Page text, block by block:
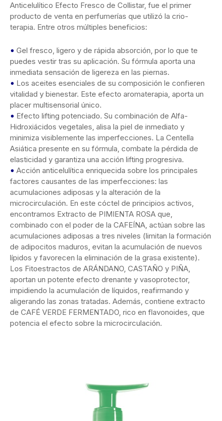
Anticelulítico Efecto Fresco de Collistar, fue el primer
producto de venta en perfumerías que utilizó la crio-
terapia. Entre otros múltiples beneficios:
• Gel fresco, ligero y de rápida absorción, por lo que te
puedes vestir tras su aplicación. Su fórmula aporta una
inmediata sensación de ligereza en las piernas.
• Los aceites esenciales de su composición le confieren
vitalidad y bienestar. Este efecto aromaterapia, aporta un
placer multisensorial único.
• Efecto lifting potenciado. Su combinación de Alfa-
Hidroxiácidos vegetales, alisa la piel de inmediato y
minimiza visiblemente las imperfecciones. La Centella
Asiática presente en su fórmula, combate la pérdida de
elasticidad y garantiza una acción lifting progresiva.
• Acción anticelulítica enriquecida sobre los principales
factores causantes de las imperfecciones: las
acumulaciones adiposas y la alteración de la
microcirculación. En este cóctel de principios activos,
encontramos Extracto de PIMIENTA ROSA que,
combinado con el poder de la CAFEÍNA, actúan sobre las
acumulaciones adiposas a tres niveles (limitan la formación
de adipocitos maduros, evitan la acumulación de nuevos
lípidos y favorecen la eliminación de la grasa existente).
Los Fitoestractos de ARÁNDANO, CASTAÑO y PIÑA,
aportan un potente efecto drenante y vasoprotector,
impidiendo la acumulación de líquidos, reafirmando y
aligerando las zonas tratadas. Además, contiene extracto
de CAFÉ VERDE FERMENTADO, rico en flavonoides, que
potencia el efecto sobre la microcirculación.